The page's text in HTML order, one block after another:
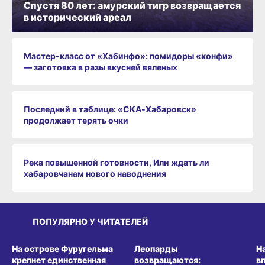
Мастер-класс от «Хабинфо»: помидоры «конфи»
— заготовка в разы вкусней вяленых
Последний в таблице: «СКА‑Хабаровск»
продолжает терять очки
Река повышенной готовности, Или ждать ли
хабаровчанам нового наводнения
Спустя 80 лет: амурский тигр возвращается
в исторический ареал
ПОПУЛЯРНО У ЧИТАТЕЛЕЙ
На острове Фуругельма
крепнет единственная
Леопарды
возвращаются: